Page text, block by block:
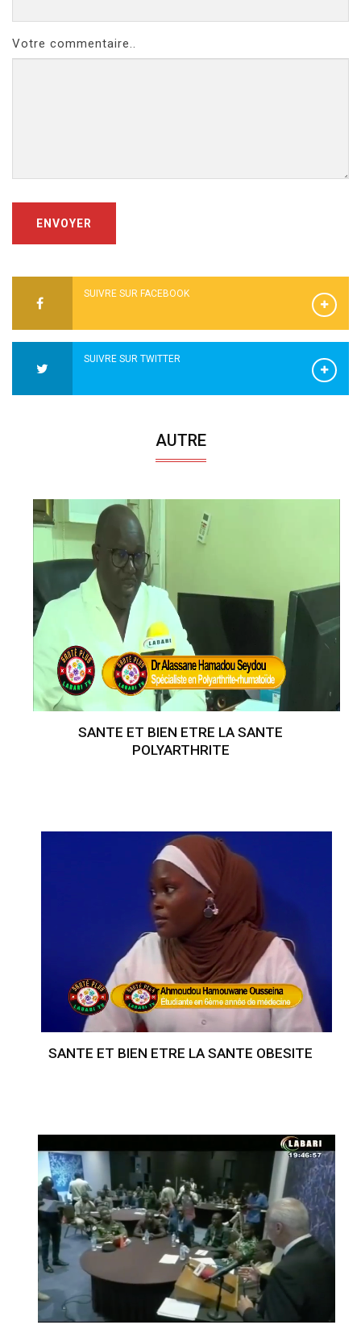
Votre commentaire..
ENVOYER
SUIVRE SUR FACEBOOK
SUIVRE SUR TWITTER
AUTRE
SANTE ET BIEN ETRE LA SANTE
POLYARTHRITE
SANTE ET BIEN ETRE LA SANTE OBESITE